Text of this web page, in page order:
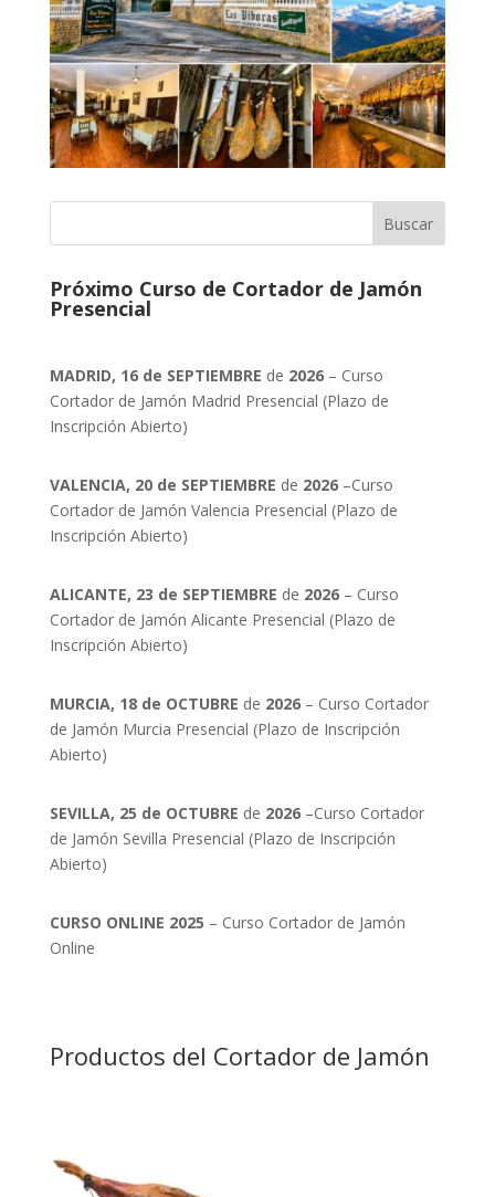
Próximo Curso de Cortador de Jamón
Presencial
MADRID, 16 de SEPTIEMBRE de 2026– Curso
Cortador de Jamón Madrid Presencial (Plazo de
Inscripción Abierto)
VALENCIA, 20 de SEPTIEMBRE de 2026–Curso
Cortador de Jamón Valencia Presencial (Plazo de
Inscripción Abierto)
ALICANTE, 23 de SEPTIEMBRE de 2026– Curso
Cortador de Jamón Alicante Presencial (Plazo de
Inscripción Abierto)
MURCIA, 18 de OCTUBRE de 2026– Curso Cortador
de Jamón Murcia Presencial (Plazo de Inscripción
Abierto)
SEVILLA, 25 de OCTUBRE de 2026–Curso Cortador
de Jamón Sevilla Presencial (Plazo de Inscripción
Abierto)
CURSO ONLINE 2025 – Curso Cortador de Jamón
Online
Productos del Cortador de Jamón